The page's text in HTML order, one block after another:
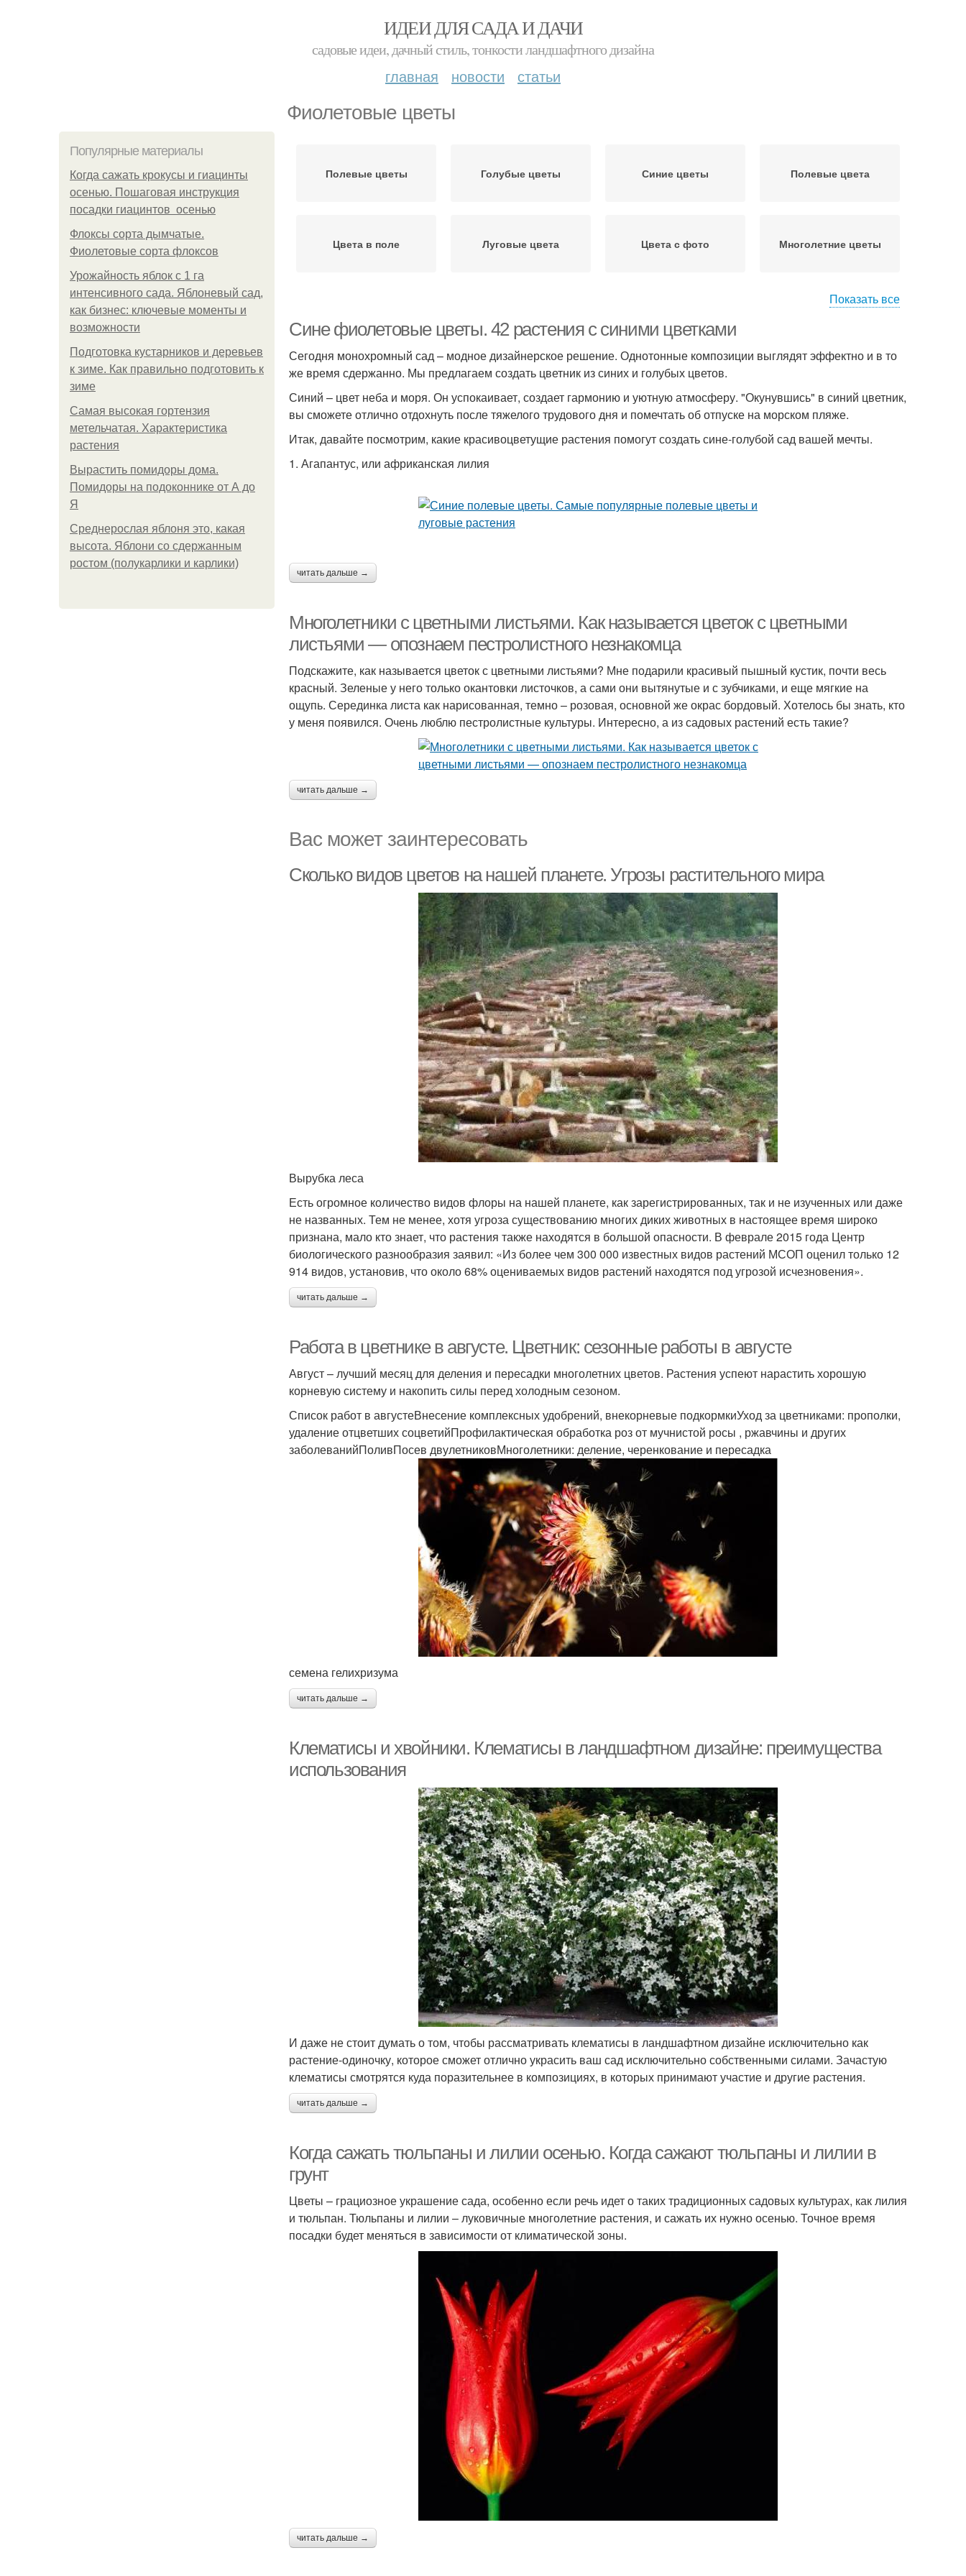
ИДЕИ ДЛЯ САДА И ДАЧИ
садовые идеи, дачный стиль, тонкости ландшафтного дизайна
главная новости статьи
Фиолетовые цветы
Популярные материалы
Когда сажать крокусы и гиацинты
осенью. Пошаговая инструкция
посадки гиацинтов осенью
Флоксы сорта дымчатые.
Фиолетовые сорта флоксов
Урожайность яблок с 1 га
интенсивного сада. Яблоневый сад,
как бизнес: ключевые моменты и
возможности
Подготовка кустарников и деревьев
к зиме. Как правильно подготовить к
зиме
Самая высокая гортензия
метельчатая. Характеристика
растения
Вырастить помидоры дома.
Помидоры на подоконнике от А до
Я
Среднерослая яблоня это, какая
высота. Яблони со сдержанным
ростом (полукарлики и карлики)
Полевые цветы Голубые цветы Синие цветы Полевые цвета
Цвета в поле Луговые цвета Цвета с фото Многолетние цветы
Растение с
Цвета с сиреневыми
цветами
Показать все
Сине фиолетовые цветы. 42 растения с синими цветками
Сегодня монохромный сад – модное дизайнерское решение. Однотонные композиции выглядят эффектно и в то
же время сдержанно. Мы предлагаем создать цветник из синих и голубых цветов.
Синий – цвет неба и моря. Он успокаивает, создает гармонию и уютную атмосферу. "Окунувшись" в синий цветник,
вы сможете отлично отдохнуть после тяжелого трудового дня и помечтать об отпуске на морском пляже.
Итак, давайте посмотрим, какие красивоцветущие растения помогут создать сине-голубой сад вашей мечты.
1. Агапантус, или африканская лилия
читать дальше →
Многолетники с цветными листьями. Как называется цветок с цветными
листьями — опознаем пестролистного незнакомца
Подскажите, как называется цветок с цветными листьями? Мне подарили красивый пышный кустик, почти весь
красный. Зеленые у него только окантовки листочков, а сами они вытянутые и с зубчиками, и еще мягкие на
ощупь. Серединка листа как нарисованная, темно – розовая, основной же окрас бордовый. Хотелось бы знать, кто
у меня появился. Очень люблю пестролистные культуры. Интересно, а из садовых растений есть такие?
читать дальше →
Вас может заинтересовать
Сколько видов цветов на нашей планете. Угрозы растительного мира
Вырубка леса
Есть огромное количество видов флоры на нашей планете, как зарегистрированных, так и не изученных или даже
не названных. Тем не менее, хотя угроза существованию многих диких животных в настоящее время широко
признана, мало кто знает, что растения также находятся в большой опасности. В феврале 2015 года Центр
биологического разнообразия заявил: «Из более чем 300 000 известных видов растений МСОП оценил только 12
914 видов, установив, что около 68% оцениваемых видов растений находятся под угрозой исчезновения».
читать дальше →
Работа в цветнике в августе. Цветник: сезонные работы в августе
Август – лучший месяц для деления и пересадки многолетних цветов. Растения успеют нарастить хорошую
корневую систему и накопить силы перед холодным сезоном.
Список работ в августеВнесение комплексных удобрений, внекорневые подкормкиУход за цветниками: прополки,
удаление отцветших соцветийПрофилактическая обработка роз от мучнистой росы , ржавчины и других
заболеванийПоливПосев двулетниковМноголетники: деление, черенкование и пересадка
семена гелихризума
читать дальше →
Клематисы и хвойники. Клематисы в ландшафтном дизайне: преимущества
использования
И даже не стоит думать о том, чтобы рассматривать клематисы в ландшафтном дизайне исключительно как
растение-одиночку, которое сможет отлично украсить ваш сад исключительно собственными силами. Зачастую
клематисы смотрятся куда поразительнее в композициях, в которых принимают участие и другие растения.
читать дальше →
Когда сажать тюльпаны и лилии осенью. Когда сажают тюльпаны и лилии в
грунт
Цветы – грациозное украшение сада, особенно если речь идет о таких традиционных садовых культурах, как лилия
и тюльпан. Тюльпаны и лилии – луковичные многолетние растения, и сажать их нужно осенью. Точное время
посадки будет меняться в зависимости от климатической зоны.
читать дальше →